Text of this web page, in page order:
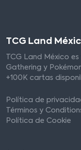
TCG Land
TCG Land México
Gathering y
+100K cartas
Política de
Términos y
Política de Cookie